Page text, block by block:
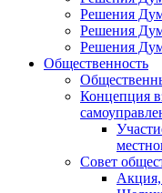
Решения
Решения
Решения
Общественность
Концепция
Совет